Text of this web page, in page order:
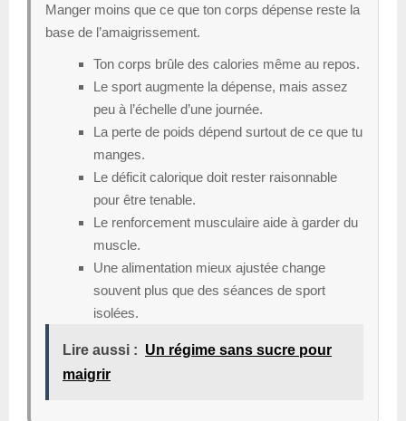
Manger moins que ce que ton corps dépense reste la
base de l’amaigrissement.
Ton corps brûle des calories même au repos.
Le sport augmente la dépense, mais assez
peu à l’échelle d’une journée.
La perte de poids dépend surtout de ce que tu
manges.
Le déficit calorique doit rester raisonnable
pour être tenable.
Le renforcement musculaire aide à garder du
muscle.
Une alimentation mieux ajustée change
souvent plus que des séances de sport
isolées.
Lire aussi : Un régime sans sucre pour
maigrir